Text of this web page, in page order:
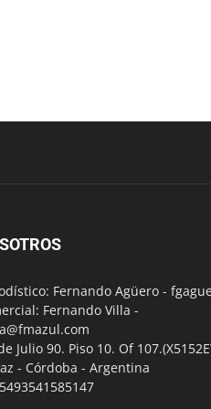
Fernando Agüero -
Fernando Villa -
Julio 90. Piso 10. Of
- Córdoba - Argentina